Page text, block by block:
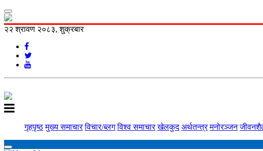
२२ श्रावण २०८३, शुक्रबार
गृहपृष्ठ मुख्य समाचार विचार/ब्लग विश्व समाचार खेलकुद अर्थतन्त्र मनोरञ्‍जन